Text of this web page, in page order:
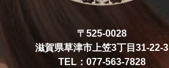
〒525-0028
滋賀県草津市上笠3丁目31-22-3
TEL：077-563-7828